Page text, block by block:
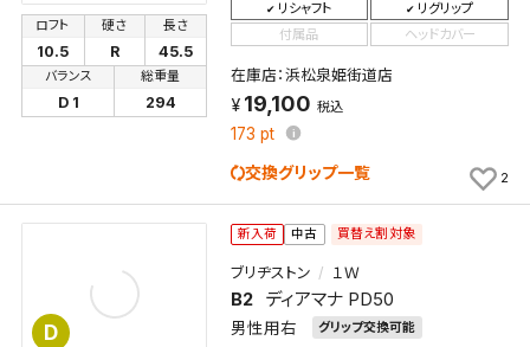
ロフト
10.5
硬さ
R
長さ
45.5
バランス
D 1
総重量
294
リシャフト
リグリップ
付属品
ヘッドカバー
在庫店：浜松泉姫街道店
19,100 税込
173 pt
交換グリップ一覧 2
D
新入荷 中古 買替え割対象
ブリヂストン １Ｗ
B2 ディアマナ PD50
男性用右 グリップ交換可能
検索条件を保存
この検索条件をマイページ内「保存検索条件一覧」に
保存します。
よく探す商品を、毎回条件指定することなく簡単に開
くことができます。
検索条件